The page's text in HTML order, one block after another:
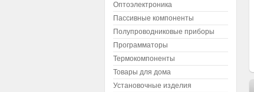
Оптоэлектроника
Пассивные компоненты
Полупроводниковые приборы
Программаторы
Термокомпоненты
Товары для дома
Установочные изделия